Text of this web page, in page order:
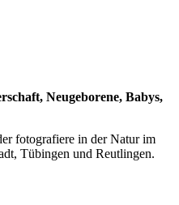
Neugeborene, Babys,
fotografiere in der Natur im
Tübingen und Reutlingen.